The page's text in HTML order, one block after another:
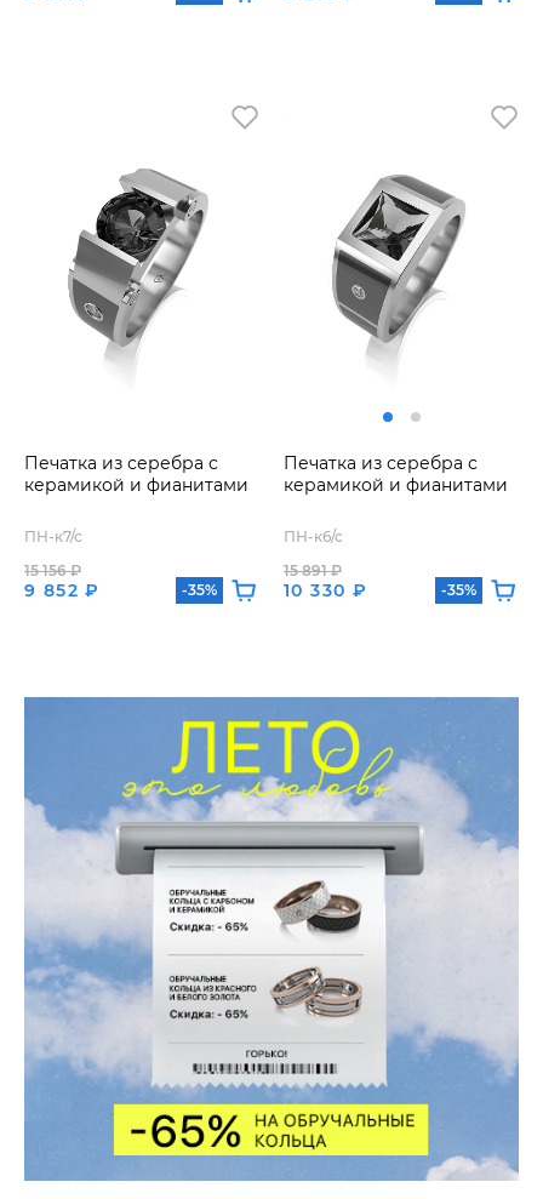
КОЛЛЕКЦИИ
Печатка из серебра с
керамикой и фианитами
ПН-к7/с
9 852 ₽
15 156 ₽
-35%
Печатка из серебра с
керамикой и фианитами
ПН-к6/с
10 330 ₽
15 891 ₽
-35%